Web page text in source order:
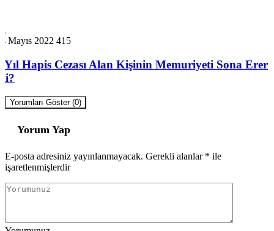
Mayıs 2022 415
Yıl Hapis Cezası Alan Kişinin Memuriyeti Sona Erer
Yorumları Göster (0)
Yorum Yap
E-posta adresiniz yayınlanmayacak. Gerekli alanlar * ile
işaretlenmişlerdir